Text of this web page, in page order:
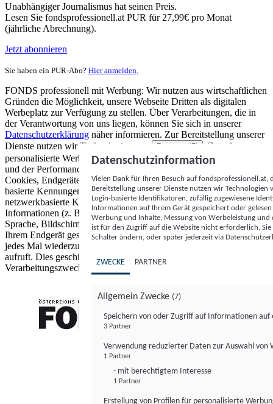
Unabhängiger Journalismus hat seinen Preis.
Lesen Sie fondsprofessionell.at PUR für 27,99€ pro Monat
(jährliche Abrechnung).
Jetzt abonnieren
Sie haben ein PUR-Abo? Hier anmelden.
FONDS professionell mit Werbung: Wir nutzen aus wirtschaftlichen
Gründen die Möglichkeit, unsere Webseite Dritten als digitalen
Werbeplatz zur Verfügung zu stellen. Über Verarbeitungen, die in
der Verantwortung von uns liegen, können Sie sich in unserer
Datenschutzerklärung näher informieren. Zur Bereitstellung unserer
Dienste nutzen wir Technologien von
Partnern (5)
. Zwecke:
personalisierte Werbung und Inhalte, Messung von Werbeleistung
und der Performance von Inhalten sowie Zielgruppenforschung.
Cookies, Endgeräte- oder ähnliche Online-Kennungen (z. B. login-
basierte Kennungen, zufällig generierte Kennungen,
netzwerkbasierte Kennungen) können zusammen mit anderen
Informationen (z. B. Browsertyp und Browserinformationen,
Sprache, Bildschirmgröße, unterstützte Technologien usw.) auf
Ihrem Endgerät gespeichert oder von dort ausgelesen werden, um es
jedes Mal wiederzuerkennen, wenn es eine App oder einer Webseite
aufruft. Dies geschieht für einen oder mehrere der hier aufgeführten
Verarbeitungszwecke.
Datenschutzinformation
Vielen Dank für Ihren Besuch auf
Bereitstellung unserer Dienste nutzen wir Technologien
Login-basierte Identifikatoren, zufällig zugewiesene
Informationen auf Ihrem Gerät gespeichert oder
Werbung und Inhalte, Messung von Werbeleistung
ist für den Zugriff auf die Website nicht erforderlich.
Schalter ändern, oder später jederzeit via
ZWECKE PARTNER
Allgemein Zwecke (7)
Speichern von oder Zugriff auf Informationen auf
3 Partner
Verwendung reduzierter Daten zur Auswahl von
1 Partner
- mit berechtigtem Interesse
1 Partner
Erstellung von Profilen für personalisierte
FONDS professionell